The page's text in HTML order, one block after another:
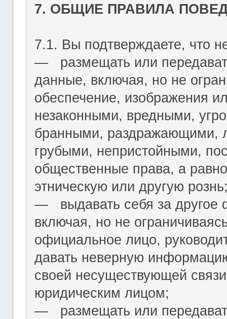
7. ОБЩИЕ ПРАВИЛА
7.1. Вы подтверждаете, что
― размещать или
данные, включая, но не
обеспечение, изображения
незаконными, вредными,
бранными, раздражающими,
грубыми, непристойными,
общественные права, а
этническую или другую
― выдавать себя за другое
включая, но не
официальное лицо,
давать неверную
своей несуществующей
юридическим лицом;
― размещать или